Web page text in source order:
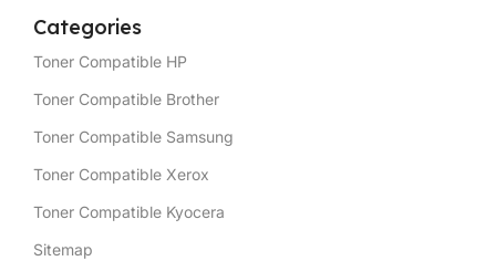
Categories
Toner Compatible HP
Toner Compatible Brother
Toner Compatible Samsung
Toner Compatible Xerox
Toner Compatible Kyocera
Sitemap